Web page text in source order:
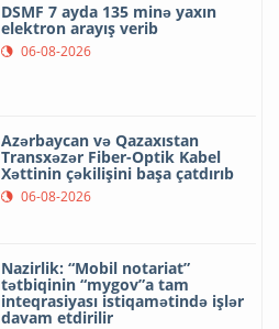
DSMF 7 ayda 135 minə yaxın
elektron arayış verib
06-08-2026
Azərbaycan və Qazaxıstan
Transxəzər Fiber-Optik Kabel
Xəttinin çəkilişini başa çatdırıb
06-08-2026
Nazirlik: “Mobil notariat”
tətbiqinin “mygov”a tam
inteqrasiyası istiqamətində işlər
davam etdirilir